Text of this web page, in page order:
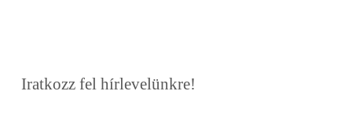
Iratkozz fel hírlevelünkre!